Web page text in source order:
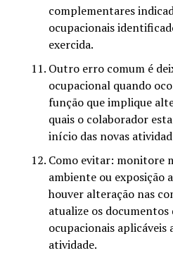
complementares
ocupacionais
exercida.
Outro erro comum é
ocupacional quando
função que implique
quais o colaborador
início das novas
Como evitar: monitore
ambiente ou exposição
houver alteração nas
atualize os documentos
ocupacionais
atividade.